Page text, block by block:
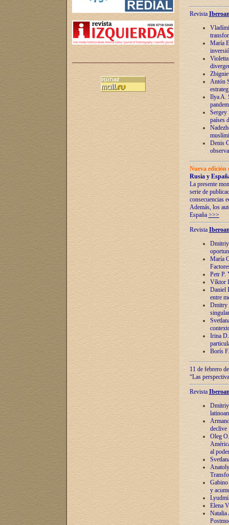
Revista
María
Antón
Ilya A.
Sergey
países
Denis
Nueva
Rusia y
La presente
serie de
consecuencias
Además, los
España >>>
Revista
Dmitriy
María
Petr P.
Víktor
Daniel
entre
Dmitry
Irina
Borís
11 de febrero
“Las
Revista
Dmitriy
declive
Oleg
al poder
y
Elena
Natalia